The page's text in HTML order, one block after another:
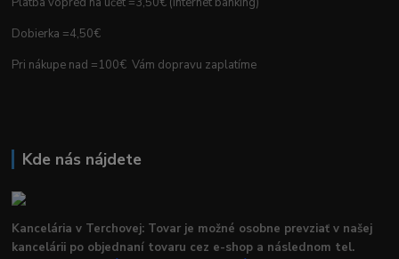
Dobierka =4,50€
Pri nákupe nad =100€ Vám dopravu zaplatíme
Kde nás nájdete
Kancelária v Terchovej: Tovar je možné osobne prevziať v našej
kancelárii po objednaní tovaru cez e-shop a následnom tel.